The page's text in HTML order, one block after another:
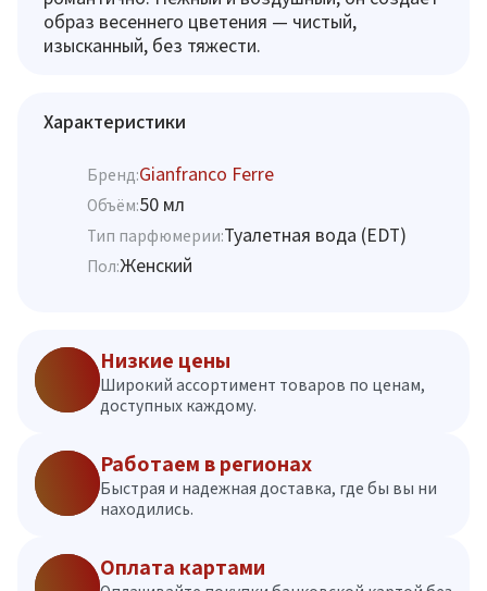
образ весеннего цветения — чистый,
изысканный, без тяжести.
Характеристики
Бренд:Gianfranco Ferre
Объём:50 мл
Тип парфюмерии:Туалетная вода (EDT)
Пол:Женский
Низкие цены
Широкий ассортимент товаров по ценам,
доступных каждому.
Работаем в регионах
Быстрая и надежная доставка, где бы вы ни
находились.
Оплата картами